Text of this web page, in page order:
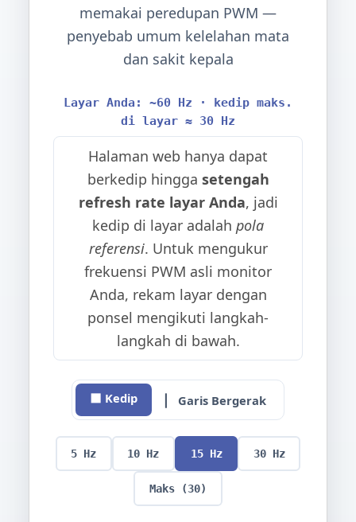
memakai peredupan PWM —
penyebab umum kelelahan mata
dan sakit kepala
Layar Anda: ~60 Hz · kedip maks.
di layar ≈ 30 Hz
Halaman web hanya dapat
berkedip hingga setengah
refresh rate layar Anda, jadi
kedip di layar adalah pola
referensi. Untuk mengukur
frekuensi PWM asli monitor
Anda, rekam layar dengan
ponsel mengikuti langkah-
langkah di bawah.
⬛ Kedip ▏ Garis Bergerak
5 Hz 10 Hz 15 Hz 30 Hz
Maks (30)